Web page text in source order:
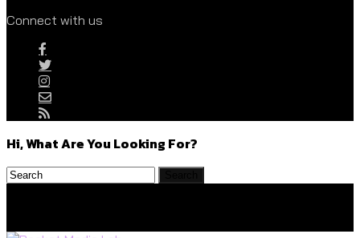
Connect with us
Hi, What Are You Looking For?